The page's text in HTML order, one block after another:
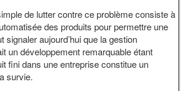
de lutter contre ce problème consiste à
des produits pour permettre une
signaler aujourd’hui que la gestion
un développement remarquable étant
fini dans une entreprise constitue un
survie.